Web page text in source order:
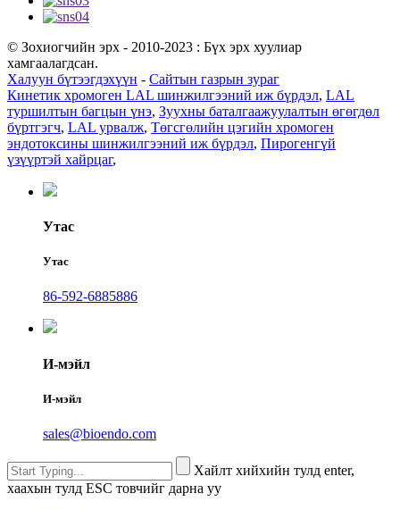
© Зохиогчийн эрх - 2010-2023 : Бүх эрх хуулиар
хамгаалагдсан.
Халуун бүтээгдэхүүн - Сайтын газрын зураг
Кинетик хромоген LAL шинжилгээний иж бүрдэл, LAL
туршилтын багцын үнэ, Зуухны баталгаажуулалтын өгөгдөл
бүртгэгч, LAL урвалж, Төгсгөлийн цэгийн хромоген
эндотоксины шинжилгээний иж бүрдэл, Пирогенгүй
үзүүртэй хайрцаг,
Утас
Утас
86-592-6885886
И-мэйл
И-мэйл
sales@bioendo.com
Хайлт хийхийн тулд enter,
хаахын тулд ESC товчийг дарна уу